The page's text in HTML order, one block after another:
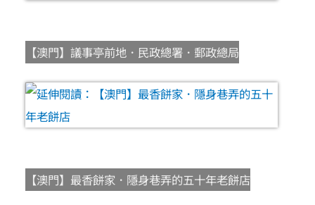
【澳門】議事亭前地．民政總署．郵政總局
【澳門】最香餅家．隱身巷弄的五十年老餅店